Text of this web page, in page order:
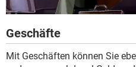
Geschäfte
Mit Geschäften können Sie